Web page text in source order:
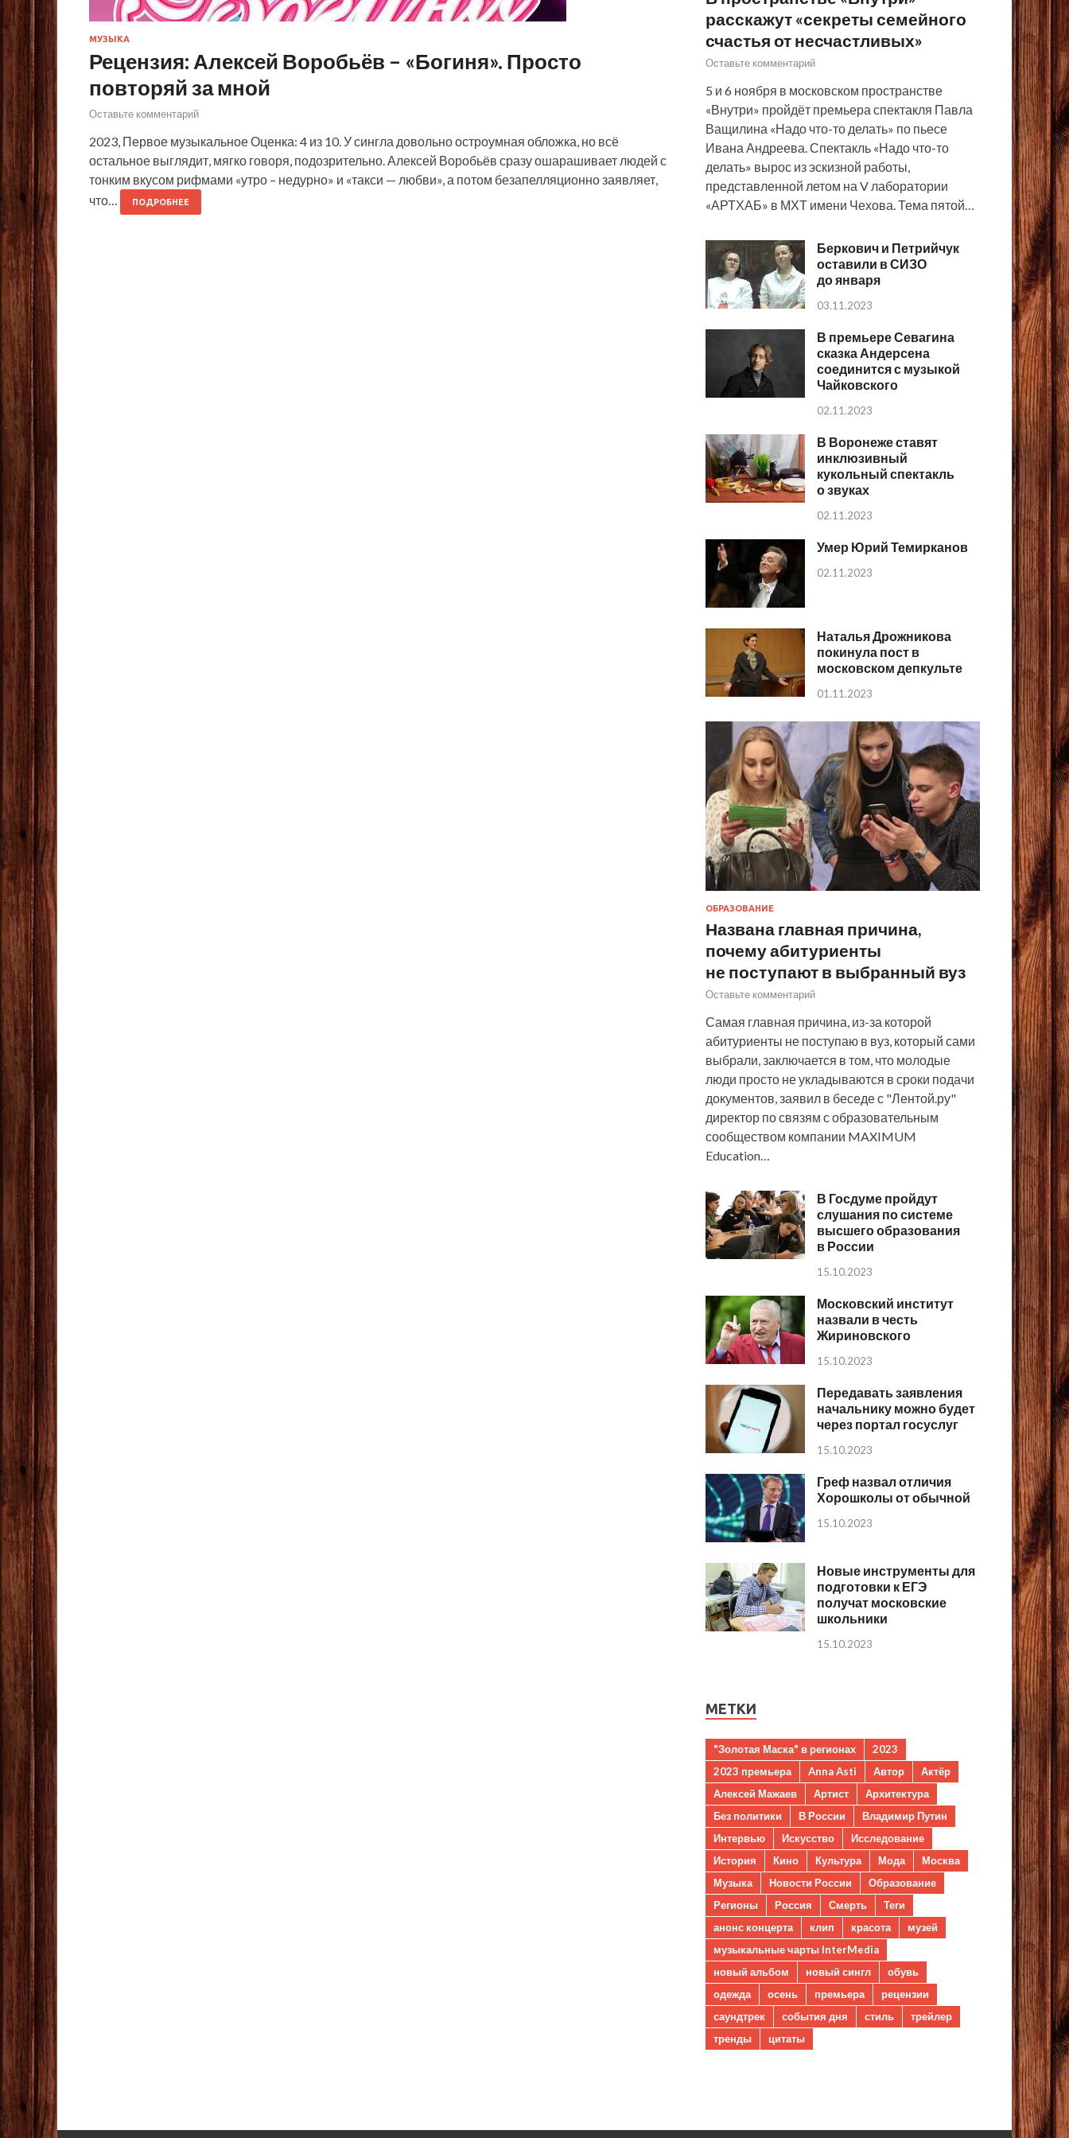
МУЗЫКА
Рецензия: Алексей Воробьёв – «Богиня». Просто
повторяй за мной
Оставьте комментарий
2023, Первое музыкальное Оценка: 4 из 10. У сингла довольно остроумная обложка, но всё
остальное выглядит, мягко говоря, подозрительно. Алексей Воробьёв сразу ошарашивает людей с
тонким вкусом рифмами «утро – недурно» и «такси — любви», а потом безапелляционно заявляет,
что…
ПОДРОБНЕЕ
расскажут «секреты семейного
счастья от несчастливых»
Оставьте комментарий
5 и 6 ноября в московском пространстве
«Внутри» пройдёт премьера спектакля Павла
Ващилина «Надо что-то делать» по пьесе
Ивана Андреева. Спектакль «Надо что-то
делать» вырос из эскизной работы,
представленной летом на V лаборатории
«АРТХАБ» в МХТ имени Чехова. Тема пятой…
Беркович и Петрийчук
оставили в СИЗО
до января
03.11.2023
В премьере Севагина
сказка Андерсена
соединится с музыкой
Чайковского
02.11.2023
В Воронеже ставят
инклюзивный
кукольный спектакль
о звуках
02.11.2023
Умер Юрий Темирканов
02.11.2023
Наталья Дрожникова
покинула пост в
московском депкульте
01.11.2023
ОБРАЗОВАНИЕ
Названа главная причина,
почему абитуриенты
не поступают в выбранный вуз
Оставьте комментарий
Самая главная причина, из-за которой
абитуриенты не поступаю в вуз, который сами
выбрали, заключается в том, что молодые
люди просто не укладываются в сроки подачи
документов, заявил в беседе с "Лентой.ру"
директор по связям с образовательным
сообществом компании MAXIMUM
Education…
В Госдуме пройдут
слушания по системе
высшего образования
в России
15.10.2023
Московский институт
назвали в честь
Жириновского
15.10.2023
Передавать заявления
начальнику можно будет
через портал госуслуг
15.10.2023
Греф назвал отличия
Хорошколы от обычной
15.10.2023
Новые инструменты для
подготовки к ЕГЭ
получат московские
школьники
15.10.2023
МЕТКИ
"Золотая Маска" в регионах
2023
2023 премьера
Anna Asti Автор
Актёр
Алексей Мажаев
Артист
Архитектура
Без политики
В России
Владимир Путин
Интервью
Искусство
Исследование
История
Кино Культура Мода
Москва
Музыка
Новости России
Образование
Регионы
Россия Смерть
Теги
анонс концерта
клип красота
музей
музыкальные чарты InterMedia
новый альбом
новый сингл
обувь
одежда
осень премьера
рецензии
саундтрек
события дня стиль
трейлер
тренды
цитаты